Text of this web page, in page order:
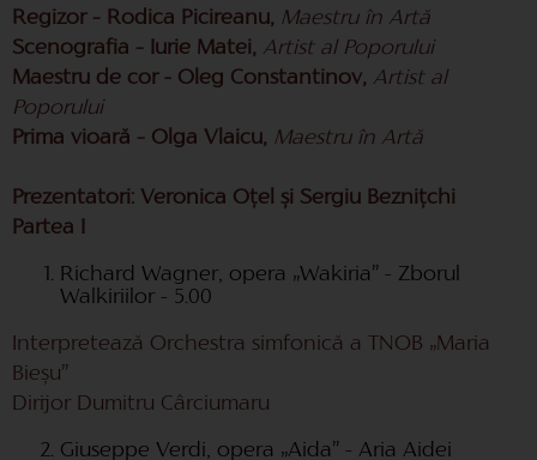
Regizor – Rodica Picireanu, Maestru în Artă
Scenografia – Iurie Matei, Artist al Poporului
Maestru de cor - Oleg Constantinov, Artist al
Poporului
Prima vioară – Olga Vlaicu, Maestru în Artă
Prezentatori: Veronica Oțel și Sergiu Beznițchi
Partea I
Richard Wagner, opera „Wakiria” - Zborul
Walkiriilor - 5.00
Interpretează Orchestra simfonică a TNOB „Maria
Bieșu”
Dirijor Dumitru Cârciumaru
Giuseppe Verdi, opera „Aida” - Aria Aidei